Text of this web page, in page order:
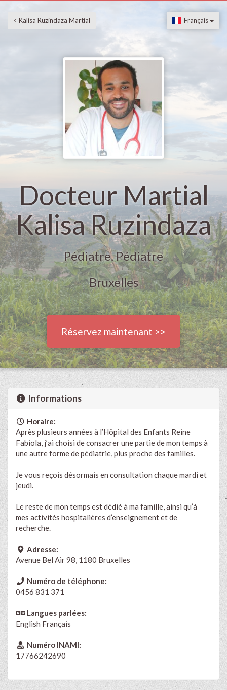
< Kalisa Ruzindaza Martial Français
Docteur Martial
Kalisa Ruzindaza
Pédiatre, Pédiatre
Bruxelles
Réservez maintenant >>
Informations
Horaire:
Après plusieurs années à l’Hôpital des Enfants Reine
Fabiola, j’ai choisi de consacrer une partie de mon temps à
une autre forme de pédiatrie, plus proche des familles.
Je vous reçois désormais en consultation chaque mardi et
jeudi.
Le reste de mon temps est dédié à ma famille, ainsi qu’à
mes activités hospitalières d’enseignement et de
recherche.
Adresse:
Avenue Bel Air 98, 1180 Bruxelles
Numéro de téléphone:
0456 831 371
Langues parlées:
English Français
Numéro INAMI:
17766242690